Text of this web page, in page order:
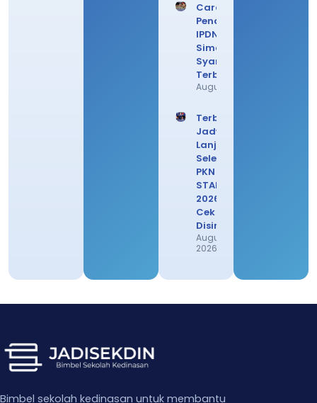
Cara Daftar
Pendaftaran
IPDN 2026,
Simak
Syarat
Terbarunya
August 3, 2026
Terbaru!
Jadwal
Lanjutan
Seleksi
PKN
STAN
2026,
Cek
Disini
August 1,
2026
Bimbel sekolah kedinasan untuk membantu